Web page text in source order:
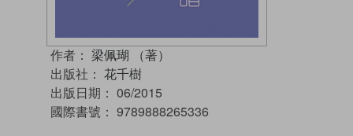
作者： 梁佩瑚 （著）
出版社： 花千樹
出版日期： 06/2015
國際書號： 9789888265336